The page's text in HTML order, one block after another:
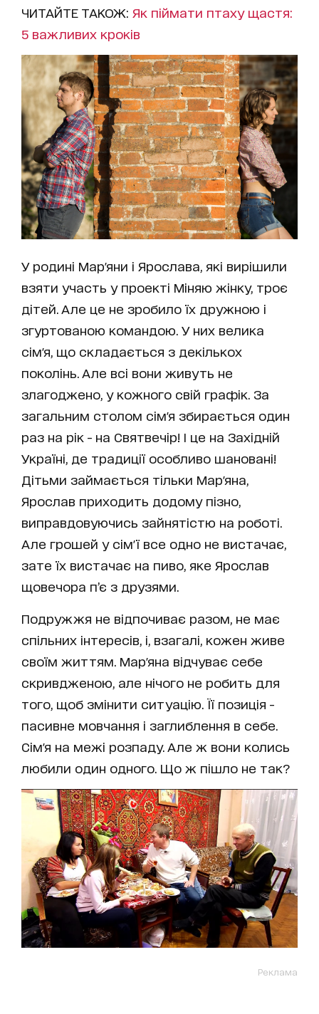
ЧИТАЙТЕ ТАКОЖ: Як піймати птаху щастя:
5 важливих кроків
У родині Мар'яни і Ярослава, які вирішили
взяти участь у проекті Міняю жінку, троє
дітей. Але це не зробило їх дружною і
згуртованою командою. У них велика
сім'я, що складається з декількох
поколінь. Але всі вони живуть не
злагоджено, у кожного свій графік. За
загальним столом сім'я збирається один
раз на рік - на Святвечір! І це на Західній
Україні, де традиції особливо шановані!
Дітьми займається тільки Мар'яна,
Ярослав приходить додому пізно,
виправдовуючись зайнятістю на роботі.
Але грошей у сім'ї все одно не вистачає,
зате їх вистачає на пиво, яке Ярослав
щовечора п’є з друзями.
Подружжя не відпочиває разом, не має
спільних інтересів, і, взагалі, кожен живе
своїм життям. Мар'яна відчуває себе
скривдженою, але нічого не робить для
того, щоб змінити ситуацію. Її позиція -
пасивне мовчання і заглиблення в себе.
Сім'я на межі розпаду. Але ж вони колись
любили один одного. Що ж пішло не так?
Реклама